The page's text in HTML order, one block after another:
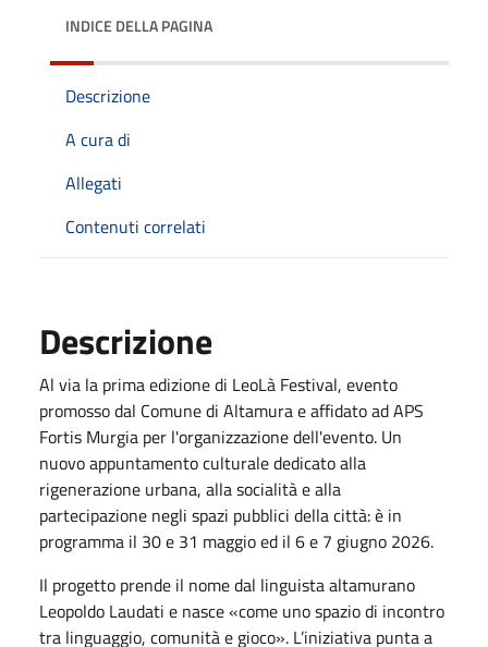
INDICE DELLA PAGINA
Descrizione
A cura di
Allegati
Contenuti correlati
Descrizione
Al via la prima edizione di LeoLà Festival, evento
promosso dal Comune di Altamura e affidato ad APS
Fortis Murgia per l'organizzazione dell'evento. Un
nuovo appuntamento culturale dedicato alla
rigenerazione urbana, alla socialità e alla
partecipazione negli spazi pubblici della città: è in
programma il 30 e 31 maggio ed il 6 e 7 giugno 2026.
Il progetto prende il nome dal linguista altamurano
Leopoldo Laudati e nasce «come uno spazio di incontro
tra linguaggio, comunità e gioco». L’iniziativa punta a